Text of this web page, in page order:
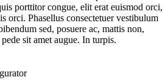
porttitor congue, elit erat euismod orci,
orci. Phasellus consectetuer vestibulum
sed, posuere ac, mattis non,
sit amet augue. In turpis.